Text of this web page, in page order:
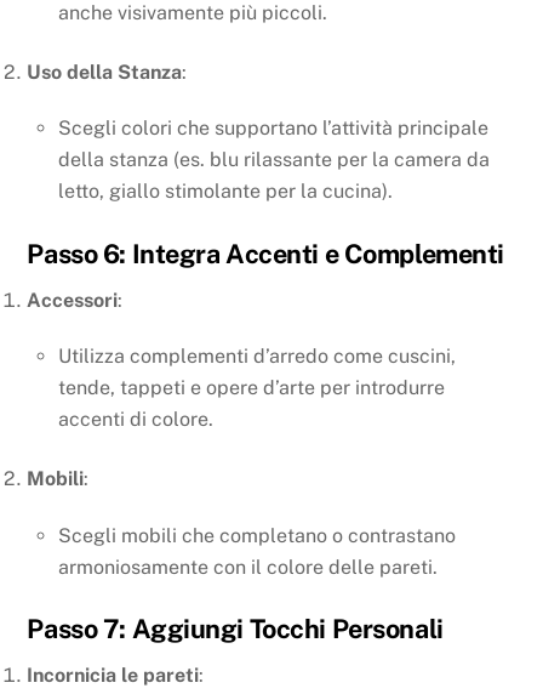
anche visivamente più piccoli.
Uso della Stanza:
Scegli colori che supportano l’attività principale
della stanza (es. blu rilassante per la camera da
letto, giallo stimolante per la cucina).
Passo 6: Integra Accenti e Complementi
Accessori:
Utilizza complementi d’arredo come cuscini,
tende, tappeti e opere d’arte per introdurre
accenti di colore.
Mobili:
Scegli mobili che completano o contrastano
armoniosamente con il colore delle pareti.
Passo 7: Aggiungi Tocchi Personali
Incornicia le pareti: